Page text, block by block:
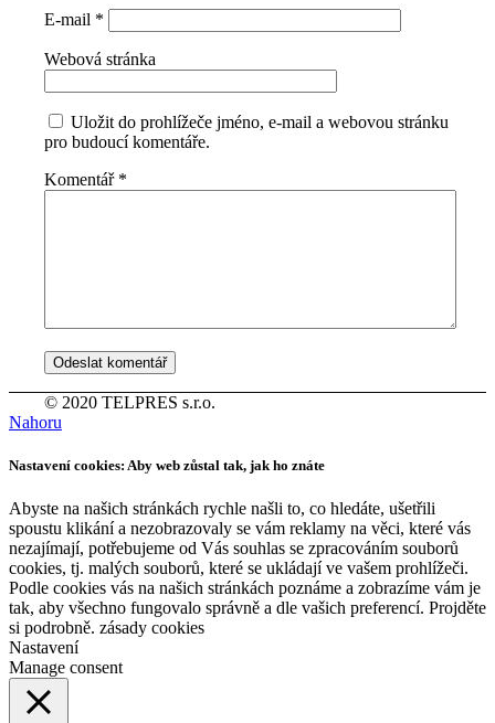
E-mail *
Webová stránka
Uložit do prohlížeče jméno, e-mail a webovou stránku
pro budoucí komentáře.
Komentář *
© 2020 TELPRES s.r.o.
Nahoru
Nastavení cookies: Aby web zůstal tak, jak ho znáte
Abyste na našich stránkách rychle našli to, co hledáte, ušetřili
spoustu klikání a nezobrazovaly se vám reklamy na věci, které vás
nezajímají, potřebujeme od Vás souhlas se zpracováním souborů
cookies, tj. malých souborů, které se ukládají ve vašem prohlížeči.
Podle cookies vás na našich stránkách poznáme a zobrazíme vám je
tak, aby všechno fungovalo správně a dle vašich preferencí. Projděte
si podrobně. zásady cookies
Nastavení
Manage consent